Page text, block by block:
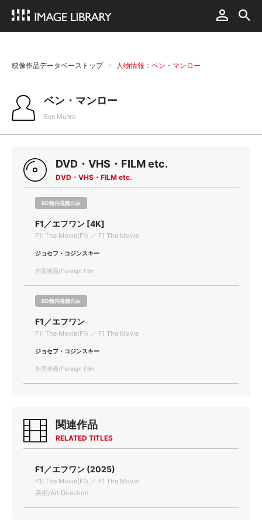
映像作品データベーストップ 人物情報：ベン・マンロー
ベン・マンロー
Ben Munro
DVD・VHS・FILM etc.
DVD・VHS・FILM etc.
BD館内視聴のみ
F1／エフワン [4K]
F1: The Movie(F1) ／ F1 The Movie
ジョセフ・コジンスキー
外国映画/Foreign Film
BD館内視聴のみ
F1／エフワン
F1: The Movie(F1) ／ F1 The Movie
ジョセフ・コジンスキー
外国映画/Foreign Film
関連作品
RELATED TITLES
F1／エフワン (2025)
F1: The Movie(F1) ／ F1 The Movie
美術/Art Direction